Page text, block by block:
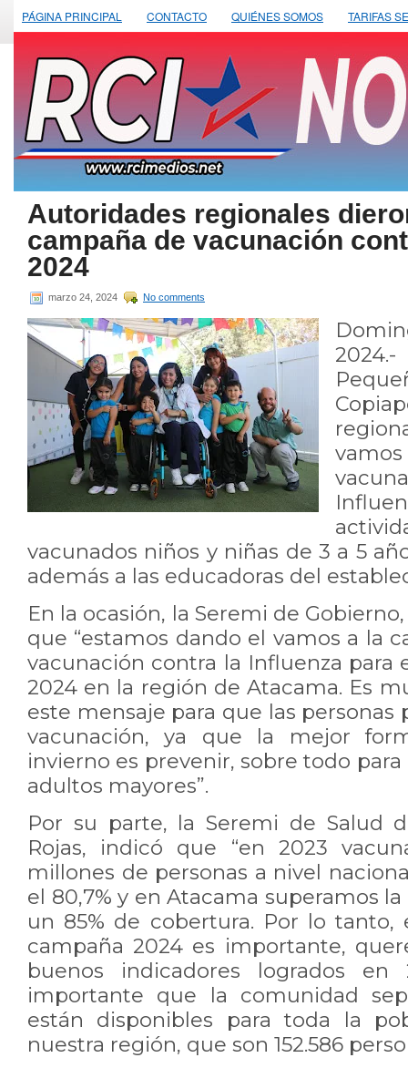
PÁGINA PRINCIPAL CONTACTO QUIÉNES SOMOS TARIFAS
Autoridades regionales
campaña de vacunación
2024
marzo 24, 2024 No comments
vacunados niños y niñas de 3 a 5
además a las educadoras del
En la ocasión, la Seremi de
que “estamos dando el vamos a la
vacunación contra la Influenza para
2024 en la región de Atacama. Es
este mensaje para que las personas
vacunación, ya que la mejor
invierno es prevenir, sobre todo
adultos mayores”.
Por su parte, la Seremi de Salud
Rojas, indicó que “en 2023
millones de personas a nivel
el 80,7% y en Atacama superamos
un 85% de cobertura. Por lo tanto,
campaña 2024 es importante,
buenos indicadores logrados
importante que la comunidad
están disponibles para toda la
nuestra región, que son 152.586